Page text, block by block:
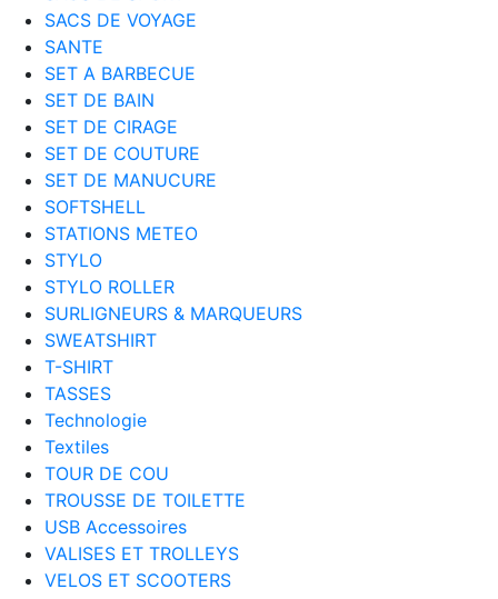
SACS DE VOYAGE
SANTE
SET A BARBECUE
SET DE BAIN
SET DE CIRAGE
SET DE COUTURE
SET DE MANUCURE
SOFTSHELL
STATIONS METEO
STYLO
STYLO ROLLER
SURLIGNEURS & MARQUEURS
SWEATSHIRT
T-SHIRT
TASSES
Technologie
Textiles
TOUR DE COU
TROUSSE DE TOILETTE
USB Accessoires
VALISES ET TROLLEYS
VELOS ET SCOOTERS